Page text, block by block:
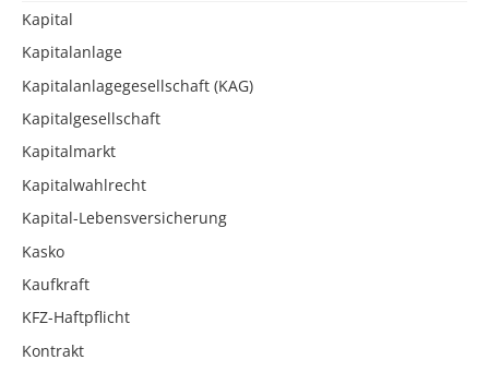
Kapital
Kapitalanlage
Kapitalanlagegesellschaft (KAG)
Kapitalgesellschaft
Kapitalmarkt
Kapitalwahlrecht
Kapital-Lebensversicherung
Kasko
Kaufkraft
KFZ-Haftpflicht
Kontrakt